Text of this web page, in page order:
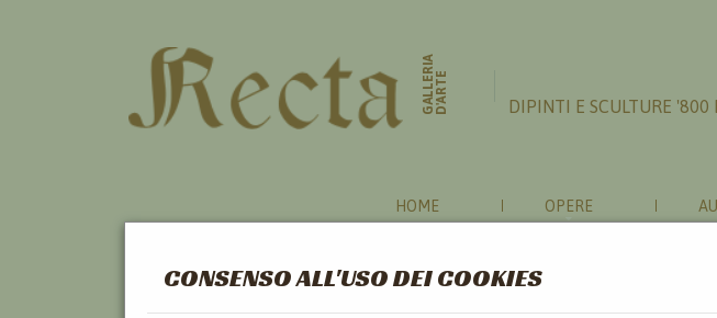
CONSENSO ALL'USO DEI COOKIES
GALLERIAD'ARTE DIPINTI E SCULTURE '800
HOME OPERE